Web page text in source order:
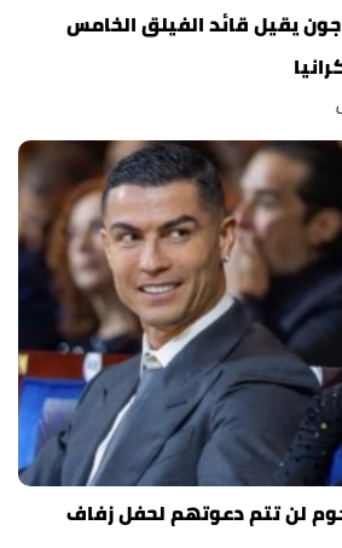
يقيل قائد الفيلق الخامس
ميسي.. 10 نجوم لن تتم دعوتهم لحفل زفاف